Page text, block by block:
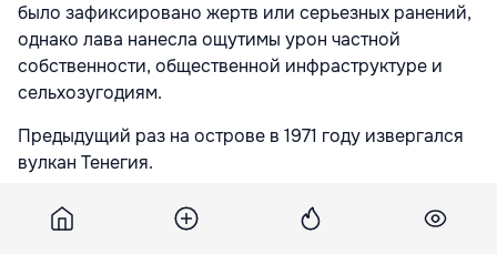
было зафиксировано жертв или серьезных ранений,
однако лава нанесла ощутимы урон частной
собственности, общественной инфраструктуре и
сельхозугодиям.
Предыдущий раз на острове в 1971 году извергался
вулкан Тенегия.
Подпишитесь на новости Point.md в Google